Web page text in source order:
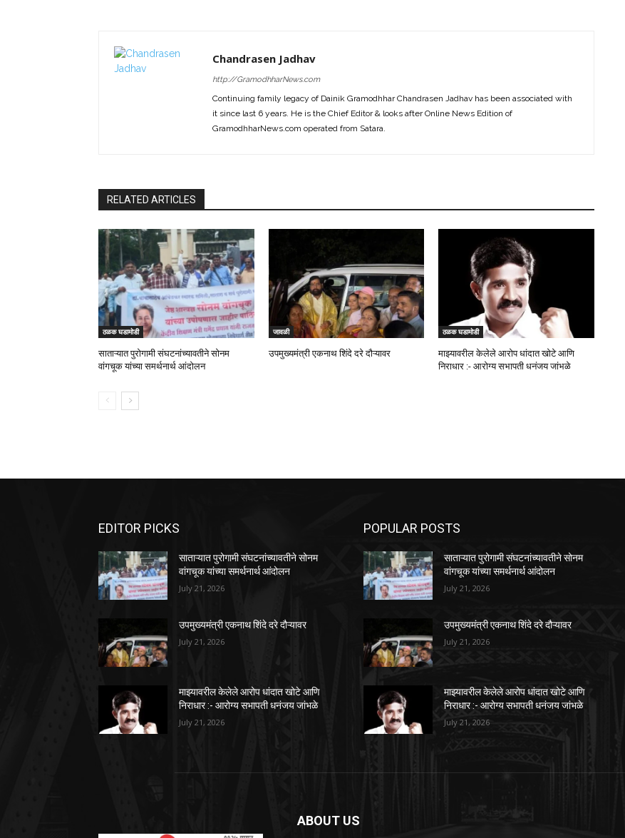
Chandrasen Jadhav
http://GramodhharNews.com
Continuing family legacy of Dainik Gramodhhar Chandrasen Jadhav has been associated with
it since last 6 years. He is the Chief Editor & looks after Online News Edition of
GramodhharNews.com operated from Satara.
RELATED ARTICLES
ठळक घडामोडी
साताऱ्यात पुरोगामी संघटनांच्यावतीने सोनम
वांगचूक यांच्या समर्थनार्थ आंदोलन
जावळी
उपमुख्यमंत्री एकनाथ शिंदे दरे दौऱ्यावर
ठळक घडामोडी
माझ्यावरील केलेले आरोप धांदात खोटे आणि
निराधार :- आरोग्य सभापती धनंजय जांभळे
EDITOR PICKS
साताऱ्यात पुरोगामी संघटनांच्यावतीने सोनम
वांगचूक यांच्या समर्थनार्थ आंदोलन
July 21, 2026
उपमुख्यमंत्री एकनाथ शिंदे दरे दौऱ्यावर
July 21, 2026
माझ्यावरील केलेले आरोप धांदात खोटे आणि
निराधार :- आरोग्य सभापती धनंजय जांभळे
July 21, 2026
POPULAR POSTS
साताऱ्यात पुरोगामी संघटनांच्यावतीने सोनम
वांगचूक यांच्या समर्थनार्थ आंदोलन
July 21, 2026
उपमुख्यमंत्री एकनाथ शिंदे दरे दौऱ्यावर
July 21, 2026
माझ्यावरील केलेले आरोप धांदात खोटे आणि
निराधार :- आरोग्य सभापती धनंजय जांभळे
July 21, 2026
ABOUT US